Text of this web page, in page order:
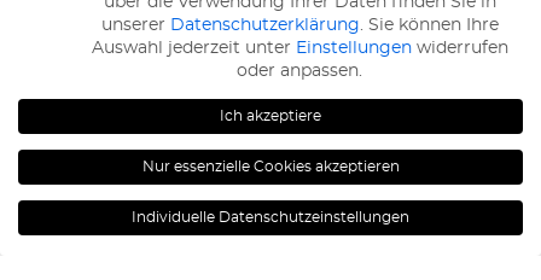
Bewertungen auf ProvenExpert.com
© 2009 – 2026 eBakery ® |Kontakt|
Datenschutz|Impressum|AGB|Karriere
unserer Datenschutzerklärung Sie können Ihre
Auswahl jederzeit unter Einstellungenwiderrufen
oder anpassen.
Ich akzeptiere
Nur essenzielle Cookies akzeptieren
Individuelle Datenschutzeinstellungen